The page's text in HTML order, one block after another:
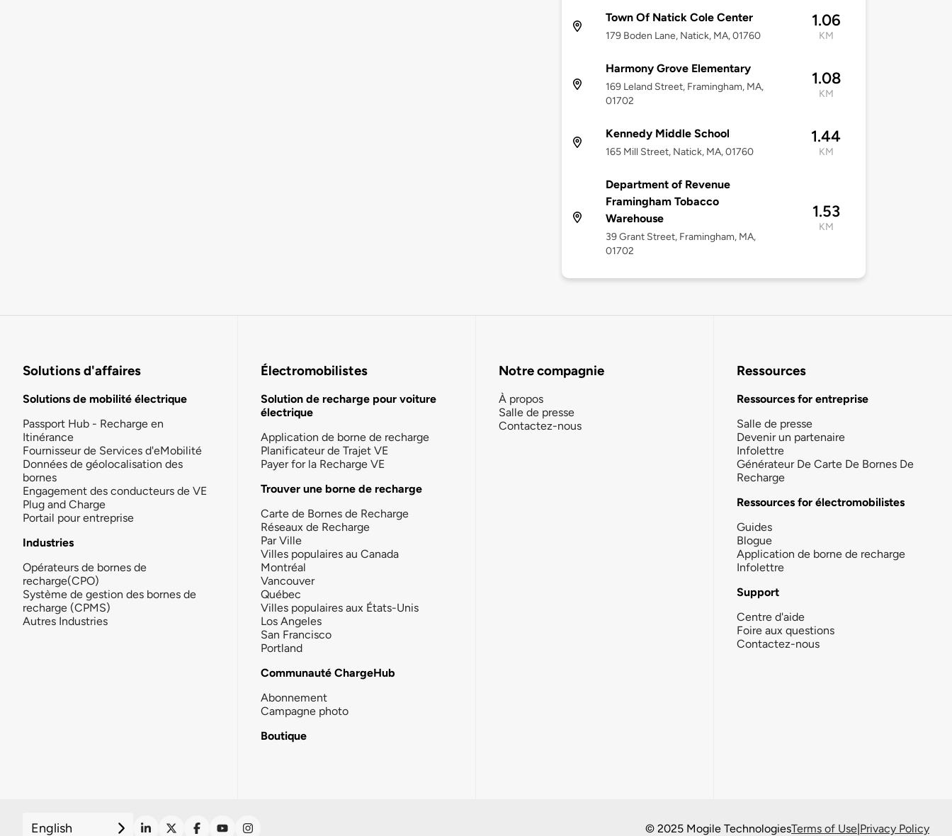
Town Of Natick Cole Center
179 Boden Lane, Natick, MA, 01760
1.06
KM
Harmony Grove Elementary
169 Leland Street, Framingham, MA,
01702
1.08
KM
Kennedy Middle School
165 Mill Street, Natick, MA, 01760
1.44
KM
Department of Revenue
Framingham Tobacco
Warehouse
39 Grant Street, Framingham, MA,
01702
1.53
KM
Solutions d'affaires
Solutions de mobilité électrique
Passport Hub - Recharge en
Itinérance
Fournisseur de Services d'eMobilité
Données de géolocalisation des
bornes
Engagement des conducteurs de VE
Plug and Charge
Portail pour entreprise
Industries
Opérateurs de bornes de
recharge(CPO)
Système de gestion des bornes de
recharge (CPMS)
Autres Industries
Électromobilistes
Solution de recharge pour voiture
électrique
Application de borne de recharge
Planificateur de Trajet VE
Payer for la Recharge VE
Trouver une borne de recharge
Carte de Bornes de Recharge
Réseaux de Recharge
Par Ville
Villes populaires au Canada
Montréal
Vancouver
Québec
Villes populaires aux États-Unis
Los Angeles
San Francisco
Portland
Communauté ChargeHub
Abonnement
Campagne photo
Boutique
Notre compagnie
À propos
Salle de presse
Contactez-nous
Ressources
Ressources for entreprise
Salle de presse
Devenir un partenaire
Infolettre
Générateur De Carte De Bornes De
Recharge
Ressources for électromobilistes
Guides
Blogue
Application de borne de recharge
Infolettre
Support
Centre d'aide
Foire aux questions
Contactez-nous
English © 2025 Mogile TechnologiesTerms of Use|Privacy Policy